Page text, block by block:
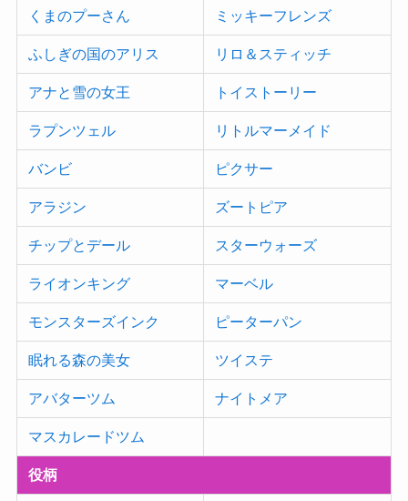
くまのプーさん ミッキーフレンズ
ふしぎの国のアリス リロ＆スティッチ
アナと雪の女王 トイストーリー
ラプンツェル リトルマーメイド
バンビ ピクサー
アラジン ズートピア
チップとデール スターウォーズ
ライオンキング マーベル
モンスターズインク ピーターパン
眠れる森の美女 ツイステ
アバターツム ナイトメア
マスカレードツム
役柄